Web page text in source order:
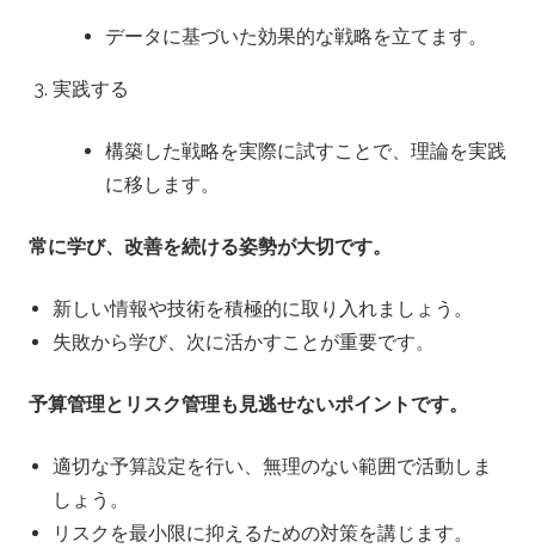
データに基づいた効果的な戦略を立てます。
実践する
構築した戦略を実際に試すことで、理論を実践
に移します。
常に学び、改善を続ける姿勢が大切です。
新しい情報や技術を積極的に取り入れましょう。
失敗から学び、次に活かすことが重要です。
予算管理とリスク管理も見逃せないポイントです。
適切な予算設定を行い、無理のない範囲で活動しま
しょう。
リスクを最小限に抑えるための対策を講じます。